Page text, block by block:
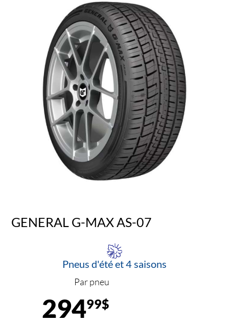
GENERAL G-MAX AS-07
Pneus d'été et 4 saisons
Par pneu
29499$